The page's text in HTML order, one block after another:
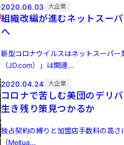
2020.06.03 大企業
組織改編が進むネットスー
へ
新型コロナウイルスはネットスーパ
（JD.com）」は関連...
2020.04.24 大企業
コロナで苦しむ美団のデリ
生き残り策見つかるか
独占契約の縛りと加盟店手数料の高
（Meitua...